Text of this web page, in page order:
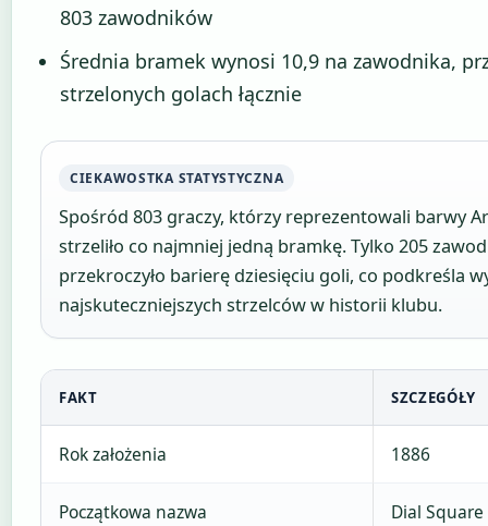
803 zawodników
Średnia bramek wynosi 10,9 na zawodnika,
strzelonych golach łącznie
CIEKAWOSTKA STATYSTYCZNA
Spośród 803 graczy, którzy reprezentowali barwy
strzeliło co najmniej jedną bramkę. Tylko 205
przekroczyło barierę dziesięciu goli, co podkreśla
najskuteczniejszych strzelców w historii klubu.
FAKT SZCZEGÓŁY
Rok założenia 1886
Początkowa nazwa Dial Square